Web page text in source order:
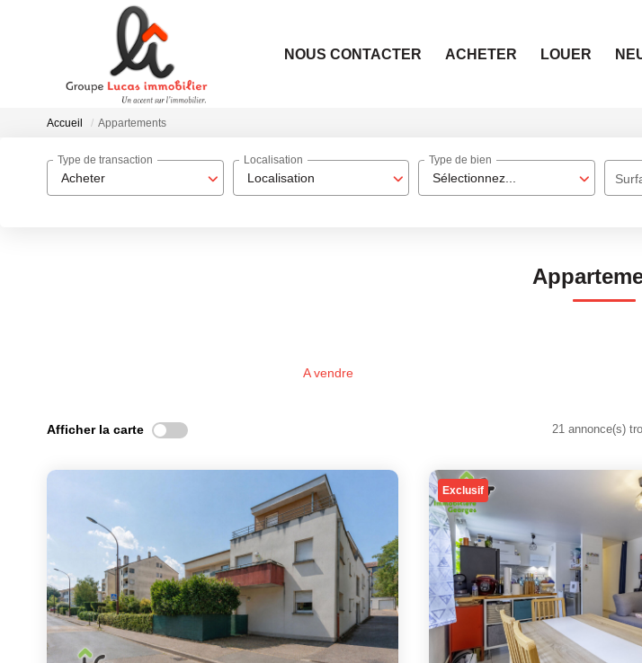
NOUS CONTACTER ACHETER LOUER
Accueil Appartements
Acheter
Type de transaction
Localisation
Localisation
Sélectionnez...
Type de bien
A vendre
Afficher la carte 21 annonce(s)
Exclusif